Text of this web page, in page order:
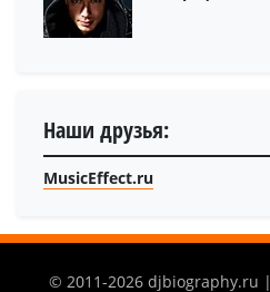
Наши друзья:
MusicEffect.ru
© 2011-2026